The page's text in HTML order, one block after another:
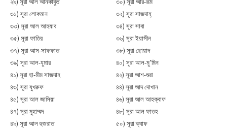
২৯) সূরা আল আনকাবুত
৩০) সূরা আর-রূম
৩১) সূরা লোকমান
৩২) সূরা সাজদাহ্
৩৩) সূরা আল আহযাব
৩৪) সূরা সাবা
৩৫) সূরা ফাতির
৩৬) সূরা ইয়াসীন
৩৭) সূরা আস-সাফফাত
৩৮) সূরা ছোয়াদ
৩৯) সূরা আল-যুমার
৪০) সূরা আল-মু’মিন
৪১) সূরা হা-মীম সাজদাহ
৪২) সূরা আশ-শুরা
৪৩) সূরা যুখরুফ
৪৪) সূরা আদ দোখান
৪৫) সূরা আল জাসিয়া
৪৬) সূরা আল আহক্বাফ
৪৭) সূরা মুহাম্মদ
৪৮) সূরা আল ফাতহ
৪৯) সূরা আল হুজরাত
৫০) সূরা ক্বাফ